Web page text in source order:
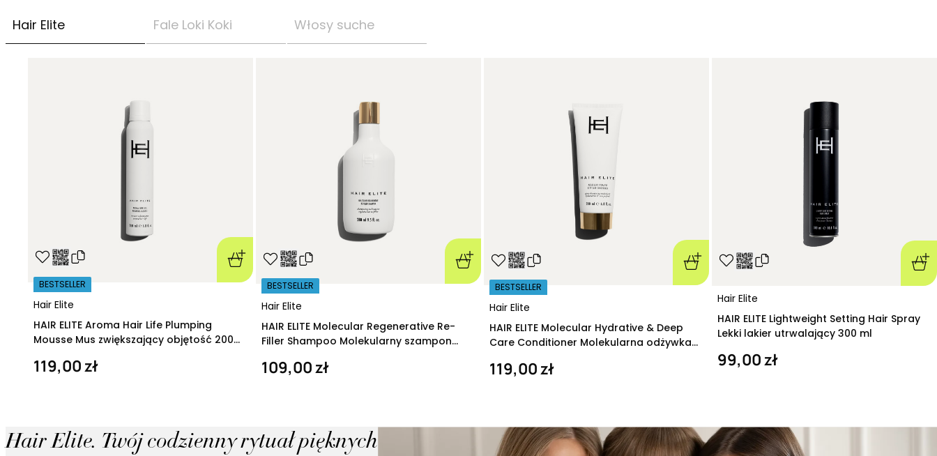
Hair Elite Fale Loki Koki Włosy suche
Hair Elite
BESTSELLER
HAIR ELITE Aroma Hair Life Plumping
Mousse Mus zwiększający objętość 200
119,00 zł
Hair Elite
BESTSELLER
HAIR ELITE Molecular Regenerative Re-
Filler Shampoo Molekularny szampon
109,00 zł
Hair Elite
BESTSELLER
HAIR ELITE Molecular Hydrative & Deep
Care Conditioner Molekularna odżywka
119,00 zł
Hair Elite
HAIR ELITE Lightweight Setting Hair Spray
Lekki lakier utrwalający 300 ml
99,00 zł
Hair Elite. Twój codzienny rytuał pięknych